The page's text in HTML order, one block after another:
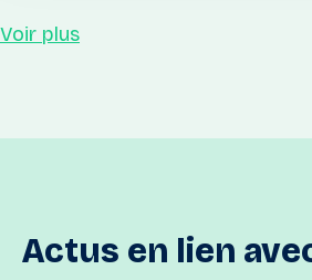
Voir plus
Actus en lien